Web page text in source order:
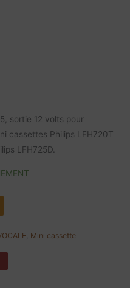
sortie 12 volts pour
cassettes Philips LFH720T
LFH725D.
, Mini cassette